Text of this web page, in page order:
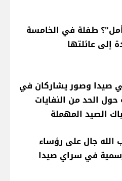
طفلة في الخامسة
إلى عائلتها
صيدا وصور يشاركان في
الحد من النفايات
الصيد المهملة
جال على رؤساء
في سراي صيدا